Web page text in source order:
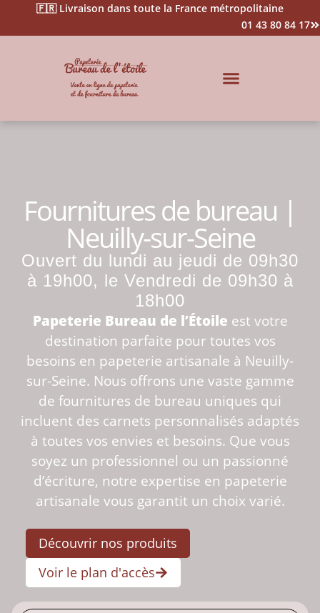
🇫🇷 Livraison dans toute la France métropolitaine
01 43 80 84 17
Fournitures de bureau |
Neuilly-sur-Seine
Ouvert du lundi au jeudi de 09h30
à 19h00, le Vendredi de 09h30 à
18h00
Papeterie Bureau de l’Étoile est votre
destination parfaite pour toutes vos
besoins en papeterie artisanale à Neuilly-
sur-Seine. Nous offrons une vaste gamme
de fournitures de bureau uniques qui
incluent des carnets personnalisés adaptés
à toutes vos envies et besoins. Que vous
soyez un professionnel ou un passionné
d’écriture, notre expertise en papeterie
artisanale vous garantit un choix varié.
Découvrir nos produits
Voir le plan d'accès